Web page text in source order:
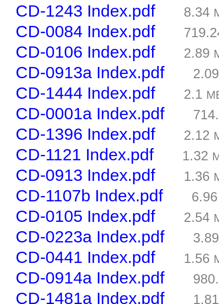
CD-1243 Index.pdf 8.34
CD-0084 Index.pdf
CD-0106 Index.pdf 2.89
CD-0913a Index.pdf
CD-1444 Index.pdf 2.1
CD-0001a Index.pdf
CD-1396 Index.pdf 2.12
CD-1121 Index.pdf 1.32
CD-0913 Index.pdf 1.36
CD-1107b Index.pdf
CD-0105 Index.pdf 2.54
CD-0223a Index.pdf
CD-0441 Index.pdf 1.56
CD-0914a Index.pdf
CD-1481a Index.pdf